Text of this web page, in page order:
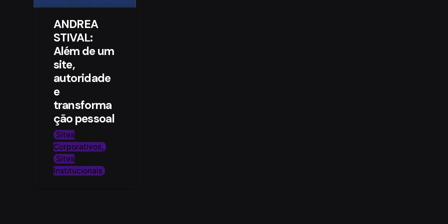
ANDREA
STIVAL:
Além de um
site,
autoridade
e
transforma
ção pessoal
Sites
Corporativos
Sites
Institucionais